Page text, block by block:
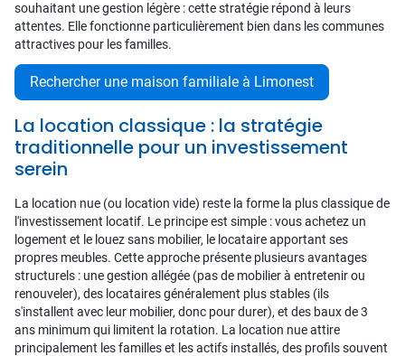
souhaitant une gestion légère : cette stratégie répond à leurs
attentes. Elle fonctionne particulièrement bien dans les communes
attractives pour les familles.
Rechercher une maison familiale à Limonest
La location classique : la stratégie
traditionnelle pour un investissement
serein
La location nue (ou location vide) reste la forme la plus classique de
l'investissement locatif. Le principe est simple : vous achetez un
logement et le louez sans mobilier, le locataire apportant ses
propres meubles. Cette approche présente plusieurs avantages
structurels : une gestion allégée (pas de mobilier à entretenir ou
renouveler), des locataires généralement plus stables (ils
s'installent avec leur mobilier, donc pour durer), et des baux de 3
ans minimum qui limitent la rotation. La location nue attire
principalement les familles et les actifs installés, des profils souvent